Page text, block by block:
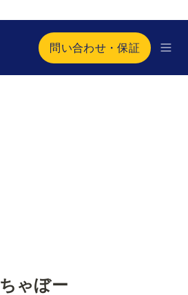
問い合わせ・保証
ちゃぼー